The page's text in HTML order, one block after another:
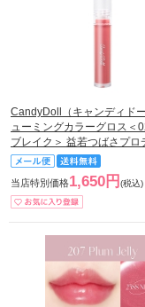
CandyDoll（キャンディド
ューミングカラーグロス＜
ブレイク＞ 益若つばさプロ
当店特別価格1,650円 (税込)